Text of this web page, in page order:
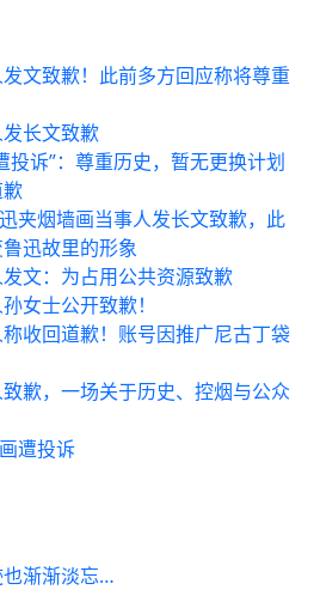
文致歉！此前多方回应称将尊重
长文致歉
投诉”：尊重历史，暂无更换计划
夹烟墙画当事人发长文致歉，此
迅故里的形象
文：为占用公共资源致歉
女士公开致歉！
收回道歉！账号因推广尼古丁袋
歉，一场关于历史、控烟与公众
遭投诉
渐渐淡忘…